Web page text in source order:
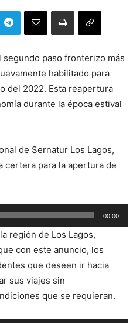
paso fronterizo más
habilitado para
del 2022. Esta reapertura
durante la época estival
de Sernatur Los Lagos,
certera para la apertura de
00:00
región de Los Lagos,
con este anuncio, los
que deseen ir hacia
sus viajes sin
que se requieran.